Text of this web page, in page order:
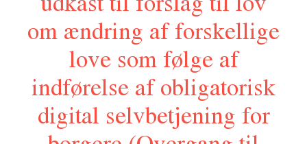
om ændring af forskellige
love som følge af
indførelse af obligatorisk
digital selvbetjening for